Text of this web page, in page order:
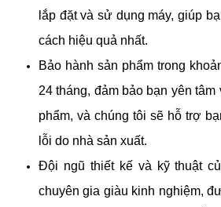
lắp đặt và sử dụng máy, giúp
cách hiệu quả nhất.
Bảo hành sản phẩm trong
24 tháng, đảm bảo bạn yên
phẩm, và chúng tôi sẽ hỗ trợ
lỗi do nhà sản xuất.
Đội ngũ thiết kế và kỹ thuật
chuyên gia giàu kinh nghiệm,